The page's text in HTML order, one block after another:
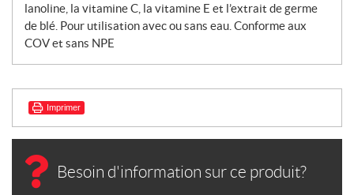
lanoline, la vitamine C, la vitamine E et l’extrait de germe
de blé. Pour utilisation avec ou sans eau. Conforme aux
COV et sans NPE
Imprimer
Besoin d'information sur ce produit?